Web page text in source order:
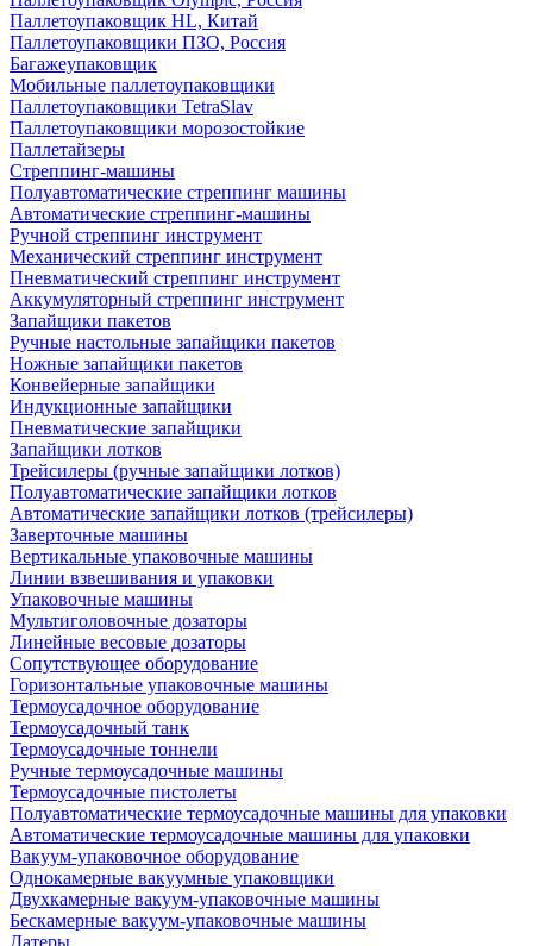
Паллетоупаковщик HL, Китай
Паллетоупаковщики ПЗО, Россия
Багажеупаковщик
Мобильные паллетоупаковщики
Паллетоупаковщики TetraSlav
Паллетоупаковщики морозостойкие
Паллетайзеры
Стреппинг-машины
Полуавтоматические стреппинг машины
Автоматические стреппинг-машины
Ручной стреппинг инструмент
Механический стреппинг инструмент
Пневматический стреппинг инструмент
Аккумуляторный стреппинг инструмент
Запайщики пакетов
Ручные настольные запайщики пакетов
Ножные запайщики пакетов
Конвейерные запайщики
Индукционные запайщики
Пневматические запайщики
Запайщики лотков
Трейсилеры (ручные запайщики лотков)
Полуавтоматические запайщики лотков
Автоматические запайщики лотков (трейсилеры)
Заверточные машины
Вертикальные упаковочные машины
Линии взвешивания и упаковки
Упаковочные машины
Мультиголовочные дозаторы
Линейные весовые дозаторы
Сопутствующее оборудование
Горизонтальные упаковочные машины
Термоусадочное оборудование
Термоусадочный танк
Термоусадочные тоннели
Ручные термоусадочные машины
Термоусадочные пистолеты
Полуавтоматические термоусадочные машины для упаковки
Автоматические термоусадочные машины для упаковки
Вакуум-упаковочное оборудование
Однокамерные вакуумные упаковщики
Двухкамерные вакуум-упаковочные машины
Бескамерные вакуум-упаковочные машины
Датеры